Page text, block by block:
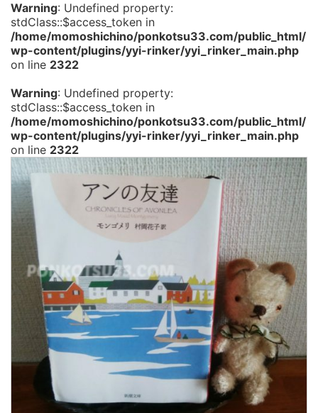
Warning: Undefined property:
stdClass::$access_token in
/home/momoshichino/ponkotsu33.com/public_html/
wp-content/plugins/yyi-rinker/yyi_rinker_main.php
on line 2322
Warning: Undefined property:
stdClass::$access_token in
/home/momoshichino/ponkotsu33.com/public_html/
wp-content/plugins/yyi-rinker/yyi_rinker_main.php
on line 2322